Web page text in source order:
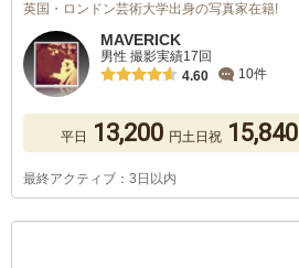
英国・ロンドン芸術大学出身の写真家在籍!
MAVERICK
男性 撮影実績17回
4.60
10件
平日 13,200 円土日祝 15,840
最終アクティブ：3日以内